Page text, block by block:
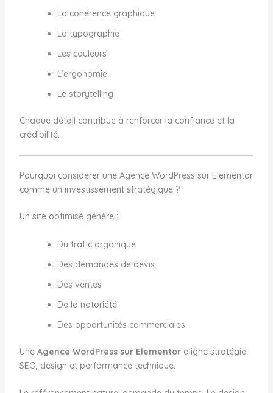
La cohérence graphique
La typographie
Les couleurs
L’ergonomie
Le storytelling
Chaque détail contribue à renforcer la confiance et la
crédibilité.
Pourquoi considérer une Agence WordPress sur Elementor
comme un investissement stratégique ?
Un site optimisé génère :
Du trafic organique
Des demandes de devis
Des ventes
De la notoriété
Des opportunités commerciales
Une Agence WordPress sur Elementoraligne stratégie
SEO, design et performance technique.